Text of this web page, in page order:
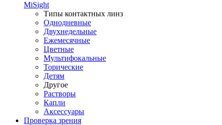
MiSight
Типы контактных линз
Однодневные
Двухнедельные
Ежемесячные
Цветные
Мультифокальные
Торические
Детям
Другое
Растворы
Капли
Аксессуары
Проверка зрения